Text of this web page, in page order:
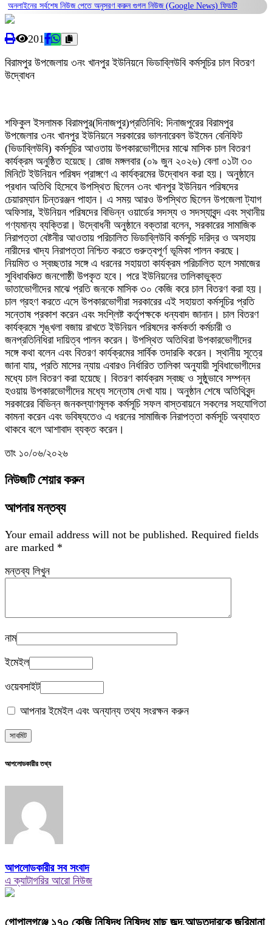
অনলাইনের সর্বশেষ নিউজ পেতে অনুসরণ করুন গুগল নিউজ (Google News) ফিডটি
201
‎বিরামপুর উপজেলায় ৩নং খানপুর ইউনিয়নে ভিডাব্লিউবি কর্মসূচির চাল বিতরণ
উদ্বোধন‎
শফিকুল ইসলামক বিরামপুর(দিনাজপুর)প্রতিনিধি: দিনাজপুরের বিরামপুর
উপজেলার ৩নং খানপুর ইউনিয়নে সরকারের ভালনারেবল উইমেন বেনিফিট
(ভিডাব্লিউবি) কর্মসূচির আওতায় উপকারভোগীদের মাঝে মাসিক চাল বিতরণ
কার্যক্রম অনুষ্ঠিত হয়েছে। রোজ মঙ্গলবার ‎(০৯ জুন ২০২৬) বেলা ০১টা ৩০
মিনিটে ইউনিয়ন পরিষদ প্রাঙ্গণে এ কার্যক্রমের উদ্বোধন করা হয়। অনুষ্ঠানে
প্রধান অতিথি হিসেবে উপস্থিত ছিলেন ৩নং খানপুর ইউনিয়ন পরিষদের
চেয়ারম্যান চিন্তরঞ্জন পাহান। এ সময় আরও উপস্থিত ছিলেন উপজেলা ট্যাগ
অফিসার, ইউনিয়ন পরিষদের বিভিন্ন ওয়ার্ডের সদস্য ও সদস্যাবৃন্দ এবং স্থানীয়
গণ্যমান্য ব্যক্তিরা। উদ্বোধনী অনুষ্ঠানে বক্তারা বলেন, সরকারের সামাজিক
নিরাপত্তা বেষ্টনীর আওতায় পরিচালিত ভিডাব্লিউবি কর্মসূচি দরিদ্র ও অসহায়
নারীদের খাদ্য নিরাপত্তা নিশ্চিত করতে গুরুত্বপূর্ণ ভূমিকা পালন করছে।
নিয়মিত ও স্বচ্ছতার সঙ্গে এ ধরনের সহায়তা কার্যক্রম পরিচালিত হলে সমাজের
সুবিধাবঞ্চিত জনগোষ্ঠী উপকৃত হবে। পরে ইউনিয়নের তালিকাভুক্ত
ভাতাভোগীদের মাঝে প্রতি জনকে মাসিক ৩০ কেজি করে চাল বিতরণ করা হয়।
চাল গ্রহণ করতে এসে উপকারভোগীরা সরকারের এই সহায়তা কর্মসূচির প্রতি
সন্তোষ প্রকাশ করেন এবং সংশ্লিষ্ট কর্তৃপক্ষকে ধন্যবাদ জানান। চাল বিতরণ
কার্যক্রমে শৃঙ্খলা বজায় রাখতে ইউনিয়ন পরিষদের কর্মকর্তা কর্মচারী ও
জনপ্রতিনিধিরা দায়িত্ব পালন করেন। উপস্থিত অতিথিরা উপকারভোগীদের
সঙ্গে কথা বলেন এবং বিতরণ কার্যক্রমের সার্বিক তদারকি করেন। স্থানীয় সূত্রে
জানা যায়, প্রতি মাসের ন্যায় এবারও নির্ধারিত তালিকা অনুযায়ী সুবিধাভোগীদের
মধ্যে চাল বিতরণ করা হয়েছে। বিতরণ কার্যক্রম স্বচ্ছ ও সুষ্ঠুভাবে সম্পন্ন
হওয়ায় উপকারভোগীদের মধ্যে সন্তোষ দেখা যায়। অনুষ্ঠান শেষে অতিথিবৃন্দ
সরকারের বিভিন্ন জনকল্যাণমূলক কর্মসূচি সফল বাস্তবায়নে সকলের সহযোগিতা
কামনা করেন এবং ভবিষ্যতেও এ ধরনের সামাজিক নিরাপত্তা কর্মসূচি অব্যাহত
থাকবে বলে আশাবাদ ব্যক্ত করেন।‎
তাং ১০/০৬/২০২৬
নিউজটি শেয়ার করুন
আপনার মন্তব্য
Your email address will not be published. Required fields
are marked *
মন্তব্য লিখুন
নাম
ইমেইল
ওয়েবসাইট
আপনার ইমেইল এবং অন্যান্য তথ্য সংরক্ষন করুন
আপলোডকারীর তথ্য
আপলোডকারীর সব সংবাদ
এ ক্যাটাগরির আরো নিউজ
গোপালগঞ্জে ১৭০ কেজি নিষিদ্ধ নিষিদ্ধ মাছ জব্দ,আড়তদারকে জরিমানা